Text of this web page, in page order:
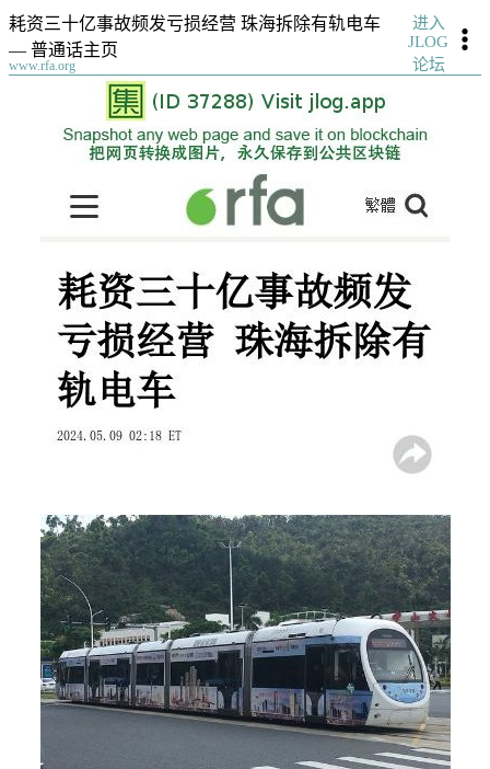
耗资三十亿事故频发亏损经营 珠海拆除有轨电车
— 普通话主页
www.rfa.org
进入
JLOG
论坛